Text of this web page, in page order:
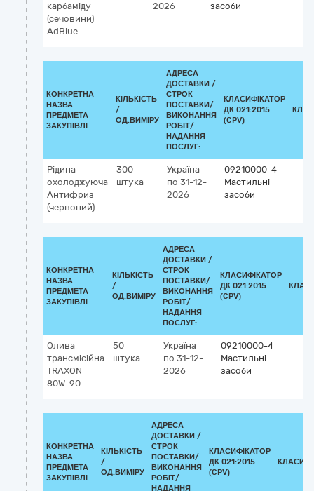
карбаміду
(сечовини)
AdBlue
2026
засоби
КОНКРЕТНА
НАЗВА
ПРЕДМЕТА
ЗАКУПІВЛІ
КІЛЬКІСТЬ
/
ОД.ВИМІРУ
АДРЕСА
ДОСТАВКИ /
СТРОК
ПОСТАВКИ/
ВИКОНАННЯ
РОБІТ/
НАДАННЯ
ПОСЛУГ:
КЛАСИФІКАТОР
ДК 021:2015
(CPV)
Рідина
охолоджуюча
Антифриз
(червоний)
300
штука
Україна
по 31-12-
2026
09210000-4
Мастильні
засоби
КОНКРЕТНА
НАЗВА
ПРЕДМЕТА
ЗАКУПІВЛІ
КІЛЬКІСТЬ
/
ОД.ВИМІРУ
АДРЕСА
ДОСТАВКИ /
СТРОК
ПОСТАВКИ/
ВИКОНАННЯ
РОБІТ/
НАДАННЯ
ПОСЛУГ:
КЛАСИФІКАТОР
ДК 021:2015
(CPV)
Олива
трансмісійна
TRAXON
80W-90
50
штука
Україна
по 31-12-
2026
09210000-4
Мастильні
засоби
КОНКРЕТНА
НАЗВА
ПРЕДМЕТА
ЗАКУПІВЛІ
КІЛЬКІСТЬ
/
ОД.ВИМІРУ
АДРЕСА
ДОСТАВКИ /
СТРОК
ПОСТАВКИ/
ВИКОНАННЯ
РОБІТ/
НАДАННЯ
КЛАСИФІКАТОР
ДК 021:2015
(CPV)